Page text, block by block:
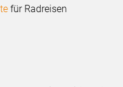
für Radreisen